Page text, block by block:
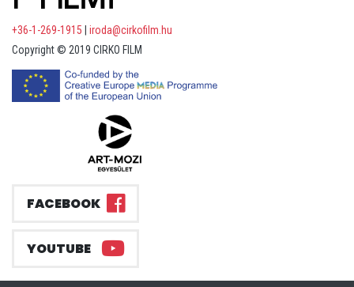
+36-1-269-1915
iroda@cirkofilm.hu
Copyright © 2019 CIRKO FILM
FACEBOOK
YOUTUBE